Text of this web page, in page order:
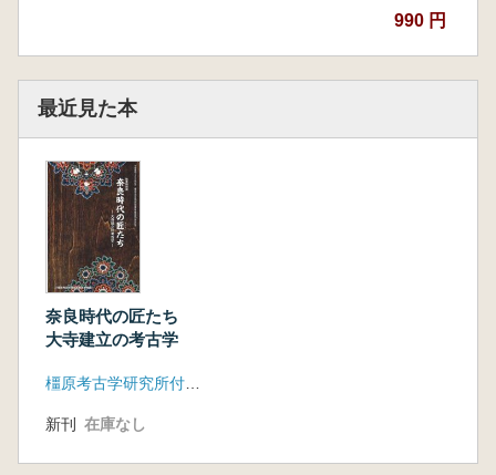
990 円
最近見た本
奈良時代の匠たち
大寺建立の考古学
新刊 在庫なし